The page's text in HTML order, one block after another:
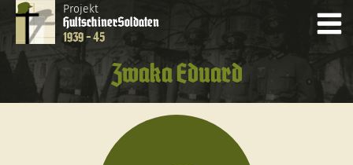
Projekt
HultschinerSoldaten
1939 - 45
Zwaka Eduard